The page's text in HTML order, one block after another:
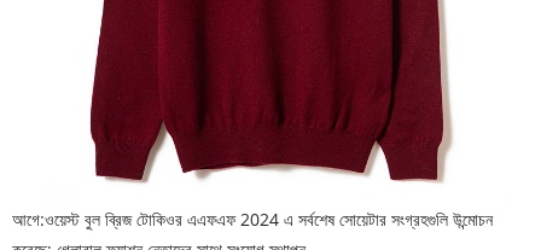
আগে:ওয়েস্ট বুল ব্রিজ টোকিওর এএফএফ 2024 এ সর্বশেষ সোয়েটার সংগ্রহগুলি উন্মোচন